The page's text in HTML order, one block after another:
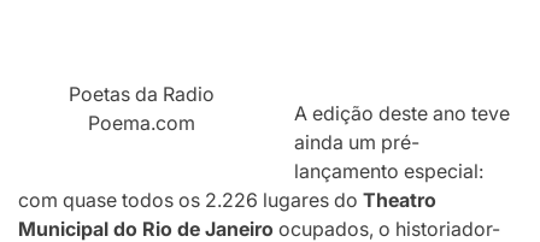
Poetas da Radio
Poema.com
A edição deste ano teve
ainda um pré-
lançamento especial:
com quase todos os 2.226 lugares do Theatro
Municipal do Rio de Janeiro ocupados, o historiador-